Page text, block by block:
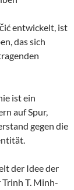
entwickelt, ist
das sich
ist ein
auf Spur,
gegen die
der Idee der
T. Minh-